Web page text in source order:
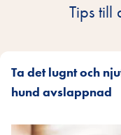
Tips till
Ta det lugnt och
hund avslappnad